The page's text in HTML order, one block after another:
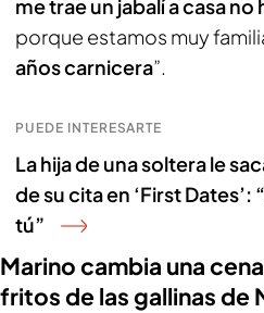
me trae un jabalí a casa
porque estamos muy
años carnicera”.
PUEDE INTERESARTE
La hija de una soltera le
de su cita en ‘First Dates’:
tú”
Marino cambia una
fritos de las gallinas de